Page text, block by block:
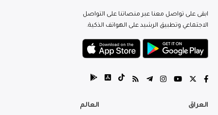
ابقى على تواصل معنا عبر منصاتنا على التواصل
الاجتماعي وتطبيق الرشيد على الهواتف الذكية.
العراق العالم